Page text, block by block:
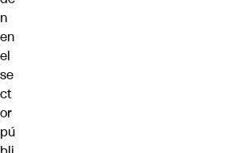
n
en
el
se
ct
or
pú